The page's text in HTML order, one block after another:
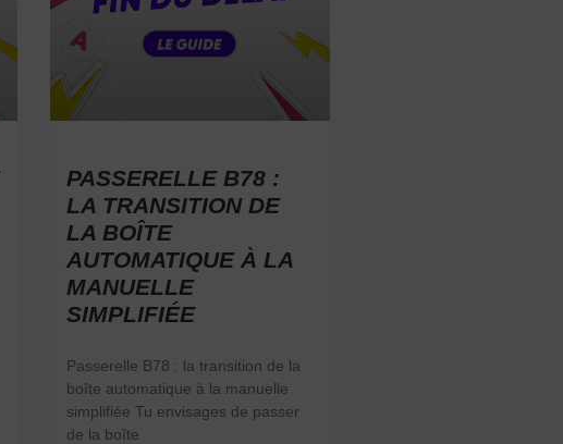
PASSERELLE B78 :
LA TRANSITION DE
LA BOÎTE
AUTOMATIQUE À LA
MANUELLE
SIMPLIFIÉE
Passerelle B78 : la transition de la
boîte automatique à la manuelle
simplifiée Tu envisages de passer
de la boîte